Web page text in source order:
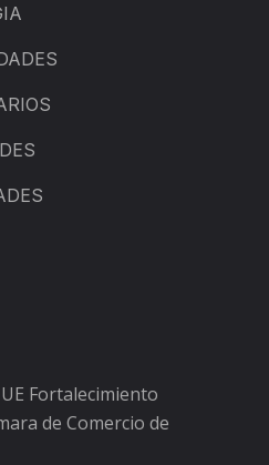
UE Fortalecimiento
de Comercio de